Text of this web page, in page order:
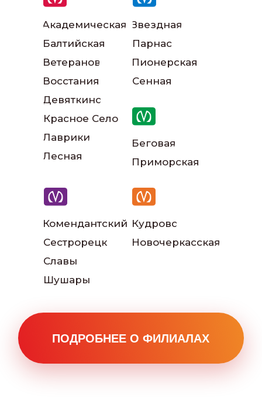
Академическая
Балтийская
Ветеранов
Восстания
Девяткино
Лаврики
Лесная
Звездная
Пионерская
Парнас
Сенная
Беговая
Приморская
Славы
Сестрорецк
Шушары
Кудрово
Новочеркасская
Комендантский
Красное Село
Написать в ВКонтакте
Наши инструкторы